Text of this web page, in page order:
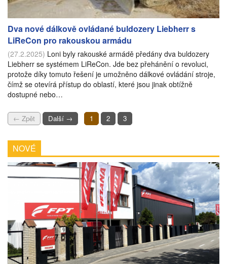
Dva nové dálkově ovládané buldozery Liebherr s
LiReCon pro rakouskou armádu
(27.2.2025) Loni byly rakouské armádě předány dva buldozery
Liebherr se systémem LiReCon. Jde bez přehánění o revoluci,
protože díky tomuto řešení je umožněno dálkové ovládání stroje,
čímž se otevírá přístup do oblastí, které jsou jinak obtížně
dostupné nebo…
← Zpět Další → 1 2 3
NOVÉ